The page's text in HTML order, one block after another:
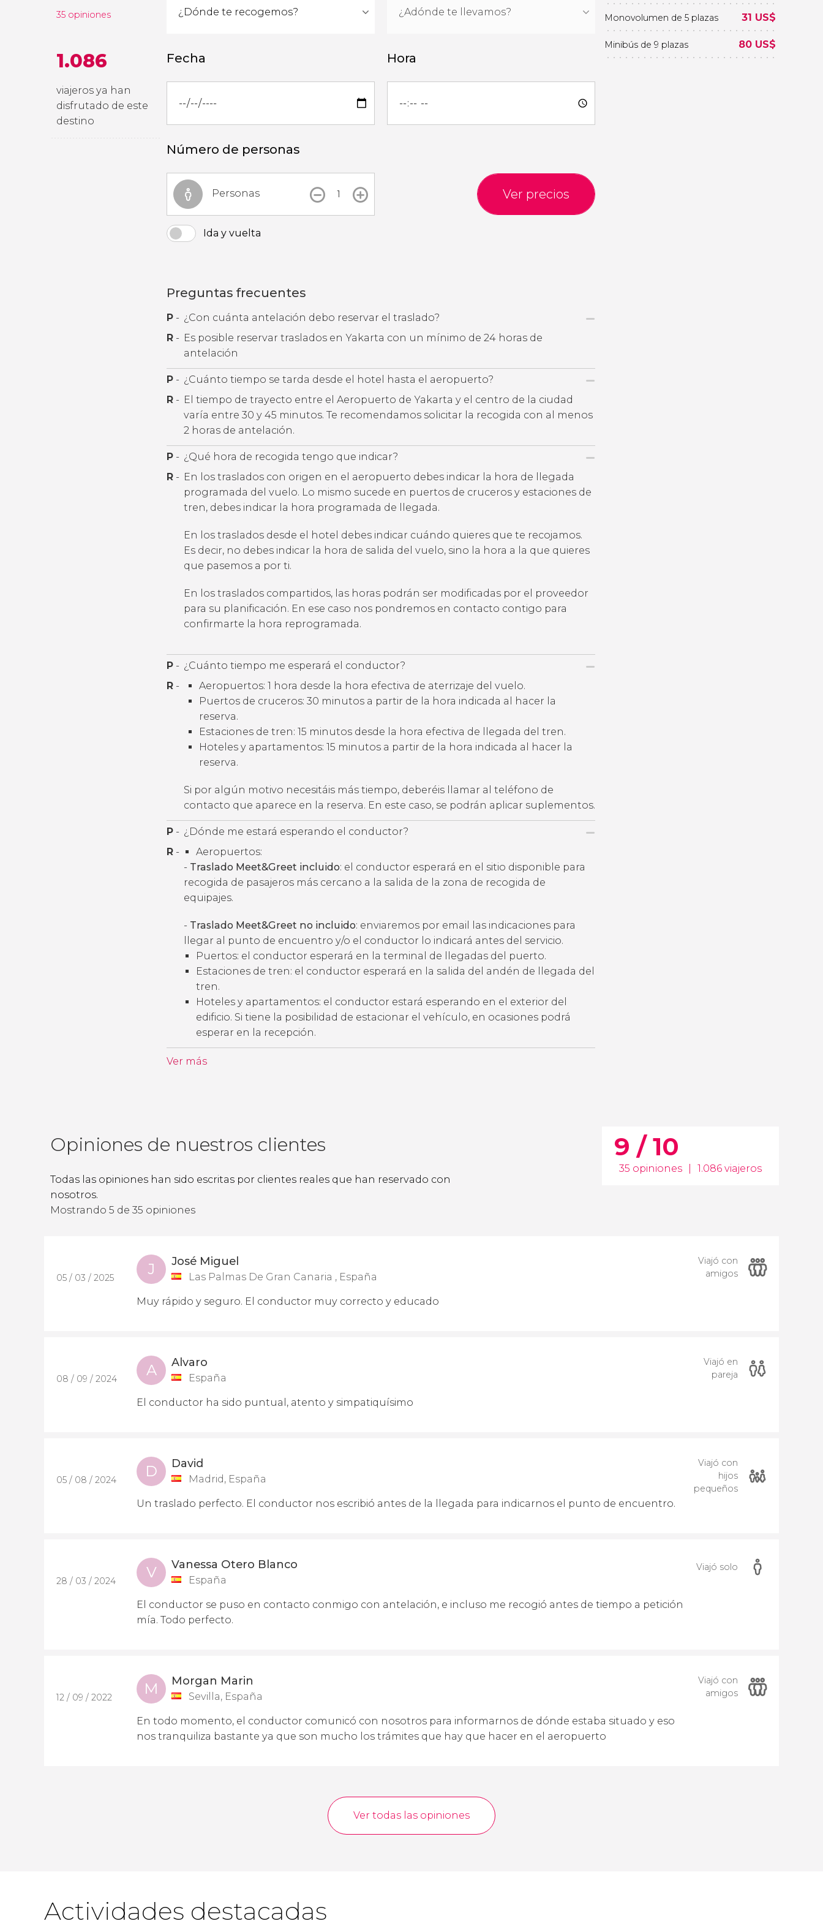
35 opiniones
1.086
viajeros ya han
disfrutado de este
destino
Fecha Hora
Número de personas
Personas Ver precios
Ida y vuelta
Preguntas frecuentes
P - ¿Con cuánta antelación debo reservar el traslado?
R - Es posible reservar traslados en Yakarta con un mínimo de 24 horas de
antelación
P - ¿Cuánto tiempo se tarda desde el hotel hasta el aeropuerto?
R - El tiempo de trayecto entre el Aeropuerto de Yakarta y el centro de la ciudad
varía entre 30 y 45 minutos. Te recomendamos solicitar la recogida con al menos
2 horas de antelación.
P - ¿Qué hora de recogida tengo que indicar?
R - En los traslados con origen en el aeropuerto debes indicar la hora de llegada
programada del vuelo. Lo mismo sucede en puertos de cruceros y estaciones de
tren, debes indicar la hora programada de llegada.
En los traslados desde el hotel debes indicar cuándo quieres que te recojamos.
Es decir, no debes indicar la hora de salida del vuelo, sino la hora a la que quieres
que pasemos a por ti.
En los traslados compartidos, las horas podrán ser modificadas por el proveedor
para su planificación. En ese caso nos pondremos en contacto contigo para
confirmarte la hora reprogramada.
P - ¿Cuánto tiempo me esperará el conductor?
R -
Aeropuertos: 1 hora desde la hora efectiva de aterrizaje del vuelo.
Puertos de cruceros: 30 minutos a partir de la hora indicada al hacer la
reserva.
Estaciones de tren: 15 minutos desde la hora efectiva de llegada del tren.
Hoteles y apartamentos: 15 minutos a partir de la hora indicada al hacer la
reserva.
Si por algún motivo necesitáis más tiempo, deberéis llamar al teléfono de
contacto que aparece en la reserva. En este caso, se podrán aplicar suplementos.
P - ¿Dónde me estará esperando el conductor?
R -
Aeropuertos:
- Traslado Meet&Greet incluido: el conductor esperará en el sitio disponible para
recogida de pasajeros más cercano a la salida de la zona de recogida de
equipajes.
- Traslado Meet&Greet no incluido: enviaremos por email las indicaciones para
llegar al punto de encuentro y/o el conductor lo indicará antes del servicio.
Puertos: el conductor esperará en la terminal de llegadas del puerto.
Estaciones de tren: el conductor esperará en la salida del andén de llegada del
tren.
Hoteles y apartamentos: el conductor estará esperando en el exterior del
edificio. Si tiene la posibilidad de estacionar el vehículo, en ocasiones podrá
esperar en la recepción.
Ver más
Monovolumen de 5 plazas 31 US$
Minibús de 9 plazas 80 US$
Opiniones de nuestros clientes
Todas las opiniones han sido escritas por clientes reales que han reservado con
nosotros.
9 / 10
35 opiniones 1.086 viajeros
Mostrando 5 de 35 opiniones
05 / 03 / 2025 J José Miguel
Las Palmas De Gran Canaria , España
Muy rápido y seguro. El conductor muy correcto y educado
Viajó con
amigos
08 / 09 / 2024 A Alvaro
España
El conductor ha sido puntual, atento y simpatiquísimo
Viajó en
pareja
05 / 08 / 2024 D David
Madrid, España
Un traslado perfecto. El conductor nos escribió antes de la llegada para indicarnos el punto de encuentro.
Viajó con
hijos
pequeños
28 / 03 / 2024 V Vanessa Otero Blanco
España
El conductor se puso en contacto conmigo con antelación, e incluso me recogió antes de tiempo a petición
mía. Todo perfecto.
Viajó solo
12 / 09 / 2022 M Morgan Marin
Sevilla, España
En todo momento, el conductor comunicó con nosotros para informarnos de dónde estaba situado y eso
nos tranquiliza bastante ya que son mucho los trámites que hay que hacer en el aeropuerto
Viajó con
amigos
Ver todas las opiniones
Actividades destacadas